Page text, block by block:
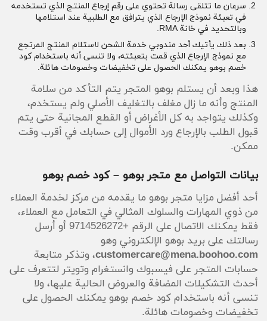
سرعان ما تتلقى رسالة تحتوي على رقم إرجاع المنتج الذي تستخدمه
في تعبئة نموذج الإرجاع الذي يترافق مع الطلبية عند استلامها
وبالتحديد في خانة RMA.
بعد ذلك يأتيك أحد مندوبي خدمة الشحن لاستلام المنتج المرتجع
مع نموذج الإرجاع الذي قمت بتعبئته، ولا تنسى أنه باستخدام كود
خصم بوهو يمكنك الحصول على تخفيضات وخصومات هائلة.
هذا وبعد أن يستلم بوهو المتجر يتم التأكد من سلامة
المنتج وأنه ما زال مغلف بالتغليف الأصلي ولم يستخدم،
وكذلك يتواجد به كل الأغراض أو القطع المجانية حتى يتم
قبول الطلب بالإرجاع ورد الأموال إلى حسابك في أقرب وقت
ممكن.
بيانات التواصل مع متجر بوهو – كود خصم بوهو
أحد أفضل مزايا متجر بوهو ما يقدمه من مركز لخدمة العملاء
من ذوي المهارات والسلوك المثالي في التعامل مع العملاء،
فقط يمكنك الاتصال على الرقم +9714526272 أو أرسل
رسالتك على بريد بوهو الإلكتروني وهو
customercare@mena.boohoo.com، وتذكر متابعة
حسابات المتجر على فيسبوك وانستغرام وتويتر لتتعرف على
أحدث التشكيلات المضافة والعروض الحالية عليها، ولا
تنسى أنه باستخدام كود خصم بوهو يمكنك الحصول على
تخفيضات وخصومات هائلة.